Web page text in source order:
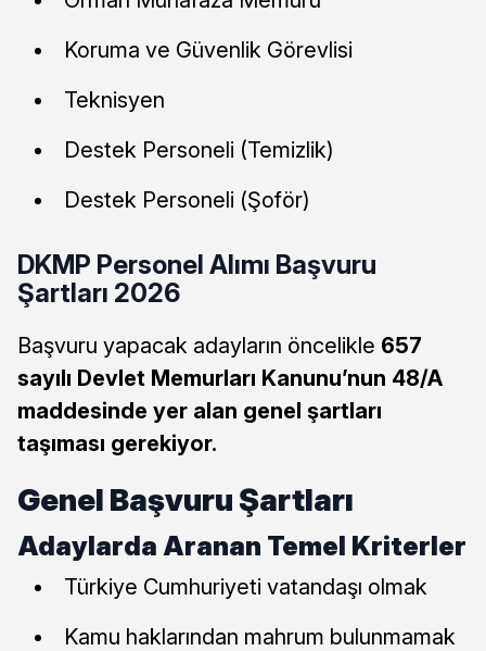
Koruma ve Güvenlik Görevlisi
Teknisyen
Destek Personeli (Temizlik)
Destek Personeli (Şoför)
DKMP Personel Alımı Başvuru
Şartları 2026
Başvuru yapacak adayların öncelikle 657
sayılı Devlet Memurları Kanunu’nun 48/A
maddesinde yer alan genel şartları
taşıması gerekiyor.
Genel Başvuru Şartları
Adaylarda Aranan Temel Kriterler
Türkiye Cumhuriyeti vatandaşı olmak
Kamu haklarından mahrum bulunmamak